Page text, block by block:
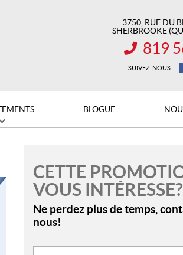
3750, RUE DU
SHERBROOKE
819
SUIVEZ-NOUS
BLOGUE
CETTE
VOUS INTÉRESSE?
Ne perdez plus de temps,
nous!